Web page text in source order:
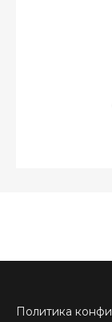
Политика